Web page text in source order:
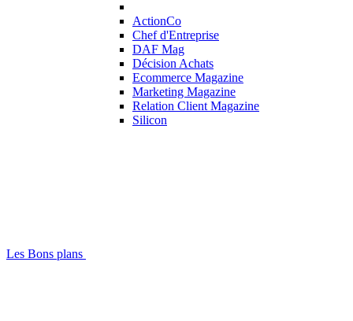
ActionCo
Chef d'Entreprise
DAF Mag
Décision Achats
Ecommerce Magazine
Marketing Magazine
Relation Client Magazine
Silicon
Les Bons plans